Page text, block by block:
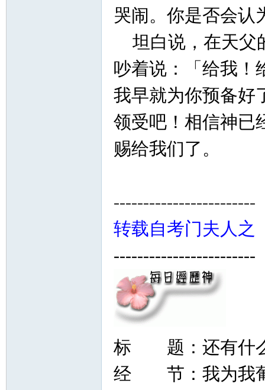
哭闹。你是否会认
坦白说，在天父
吵着说：「给我！
我早就为你预备好
领受吧！相信神已
赐给我们了。
转载自考门夫人之
------------------------
标 题：还有什
经 节：我为我葡